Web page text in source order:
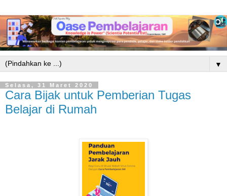
▼
Selasa, 31 Maret 2020
Cara Bijak untuk Pemberian Tugas
Belajar di Rumah